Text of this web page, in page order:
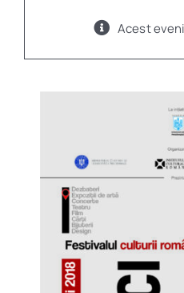
Acest